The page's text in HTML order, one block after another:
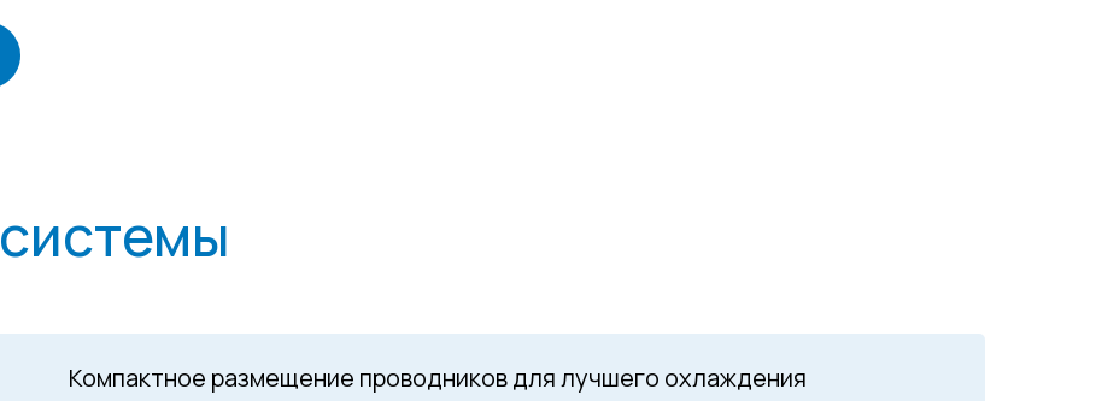
системы
Компактное размещение проводников для лучшего охлаждения